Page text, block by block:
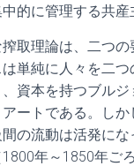
的に管理する共産
取理論は、二つの
単純に人々を二
資本を持つブル
ートである。し
の流動は活発にな
年～1850年ご